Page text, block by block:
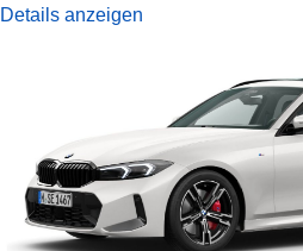
Details anzeigen